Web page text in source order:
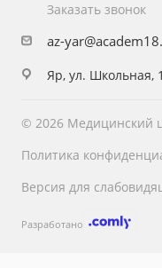
Заказать звонок
az-
Яр, ул. Школьная,
© 2026 Медицинский
Политика
Версия для
Разработано